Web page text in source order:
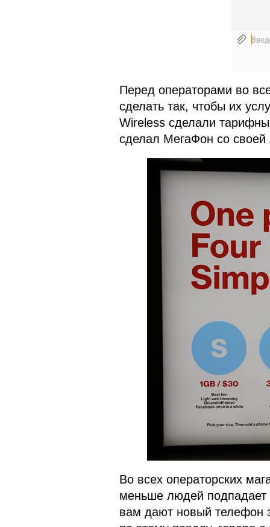
Перед операторами во
сделать так, чтобы их
Wireless сделали
сделал МегаФон со своей
Во всех операторских
меньше людей подпадает
вам дают новый телефон